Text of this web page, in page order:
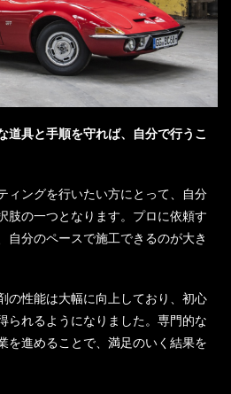
道具と手順を守れば、自分で行うこ
ィングを行いたい方にとって、自分
肢の一つとなります。プロに依頼す
自分のペースで施工できるのが大き
の性能は大幅に向上しており、初心
られるようになりました。専門的な
を進めることで、満足のいく結果を